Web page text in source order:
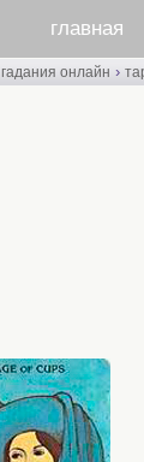
главная
гадания онлайн ›